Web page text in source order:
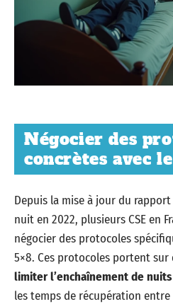
Négocier des
concrètes avec
Depuis la mise à jour du rapport
nuit en 2022, plusieurs CSE en
négocier des protocoles
5×8. Ces protocoles portent sur
limiter l’enchaînement de
les temps de récupération